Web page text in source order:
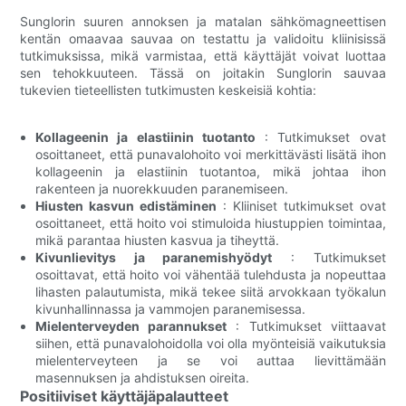
Sunglorin suuren annoksen ja matalan sähkömagneettisen
kentän omaavaa sauvaa on testattu ja validoitu kliinisissä
tutkimuksissa, mikä varmistaa, että käyttäjät voivat luottaa
sen tehokkuuteen. Tässä on joitakin Sunglorin sauvaa
tukevien tieteellisten tutkimusten keskeisiä kohtia:
Kollageenin ja elastiinin tuotanto : Tutkimukset ovat
osoittaneet, että punavalohoito voi merkittävästi lisätä ihon
kollageenin ja elastiinin tuotantoa, mikä johtaa ihon
rakenteen ja nuorekkuuden paranemiseen.
Hiusten kasvun edistäminen : Kliiniset tutkimukset ovat
osoittaneet, että hoito voi stimuloida hiustuppien toimintaa,
mikä parantaa hiusten kasvua ja tiheyttä.
Kivunlievitys ja paranemishyödyt : Tutkimukset
osoittavat, että hoito voi vähentää tulehdusta ja nopeuttaa
lihasten palautumista, mikä tekee siitä arvokkaan työkalun
kivunhallinnassa ja vammojen paranemisessa.
Mielenterveyden parannukset : Tutkimukset viittaavat
siihen, että punavalohoidolla voi olla myönteisiä vaikutuksia
mielenterveyteen ja se voi auttaa lievittämään
masennuksen ja ahdistuksen oireita.
Positiiviset käyttäjäpalautteet